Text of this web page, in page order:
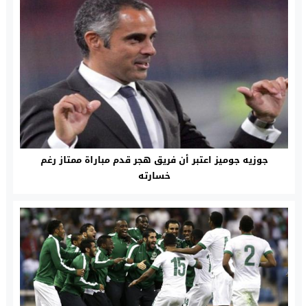
جوزيه جوميز اعتبر أن فريق هجر قدم مباراة ممتاز رغم
خسارته